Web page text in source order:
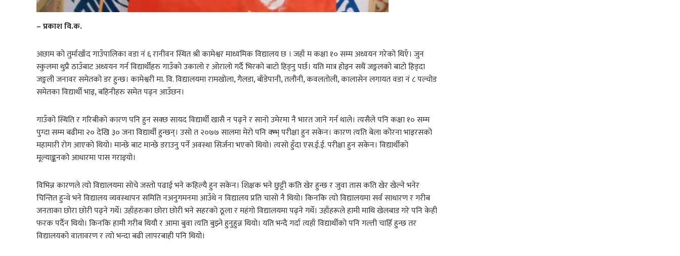
– प्रकाश वि.क.
अछाम को तुर्माखाँद गाउँपालिका वडा नं ६ रानीवन स्थित श्री कामेश्वर माध्यमिक विद्यालय छ । जहाँ म कक्षा १० सम्म अध्ययन गरेको थिएँ। जुन
स्कुलमा थुप्रै ठाउँबाट अध्ययन गर्न विद्यार्थीहरु गाउँको उकालो र ओरालो गर्दै भिरको बाटो हिड्नु पर्छ। यति मात्र होइन सधैं जङ्गलको बाटो हिड्दा
जङ्गली जनावर समेतको डर हुन्छ। कामेश्वरी मा. वि. विद्यालयमा रामखोला, गैलडा, बाँडेपानी, तलौनी, कवलतोली, कालासेन लगायत वडा नं ८ पल्चोड
समेतका विद्यार्थी भाइ, बहिनीहरु समेत पढ्न आउँछन।
गाउँको स्थिति र गरिबीको कारण पनि हुन सक्छ सायद विद्यार्थी खासै न पढ्ने र सानो उमेरमा नै भारत जाने गर्न थाले। त्यसैले पनि कक्षा १० सम्म
पुग्दा सम्म बढीमा २० देखि ३० जना विद्यार्थी हुन्छन्। उसो त २०७७ सालमा मेरो पनि क्भ्भ् परीक्षा हुन सकेन। कारण त्यति बेला कोरना भाइरसको
महामारी रोग आएको थियो। मान्छे बाट मान्छे डराउनु पर्ने अवस्था सिर्जना भएको थियो। त्यसो हुँदा एस.ई.ई. परीक्षा हुन सकेन। विद्यार्थीको
मूल्याङ्कनको आधारमा पास गराइयो।
विभिन्न कारणले त्यो विद्यालयमा सोचे जस्तो पढाई भने कहिल्यै हुन सकेन। शिक्षक भने छुट्टी कति खेर हुन्छ र जुवा तास कति खेर खेल्ने भनेर
चिन्तित हुन्थे भने विद्यालय व्यवस्थापन समिति नअनुगमनमा आउँथे न विद्यालय प्रति चासो नै थियो। किनकि त्यो विद्यालयमा सर्व साधारण र गरीब
जनताका छोरा छोरी पढ्ने गर्थे। उहाँहरुका छोरा छोरी भने सहरको ठूला र महंगो विद्यालयमा पढ्ने गर्थे। उहाँहरूले हामी माथि खेलबाड गरे पनि केही
फरक पर्दैन थियो। किनकि हामी गरीब थियौ र आमा बुवा त्यति बुझ्ने हुनुहुन्न थियो। यति भन्दै गर्दा त्यहाँ विद्यार्थीको पनि गल्ती चाहिँ हुन्छ तर
विद्यालयको वातावरण र त्यो भन्दा बढी लापरबाही पनि थियो।